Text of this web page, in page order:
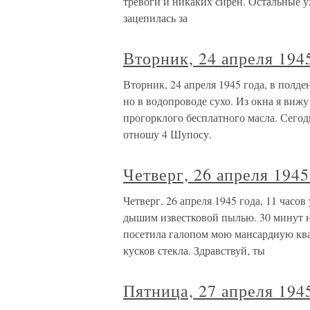
зацепилась за
Вторник, 24 апреля
Вторник, 24 апреля 1945 года, в
но в водопроводе сухо. Из окна я
прогорклого бесплатного масла.
отношу 4 Шупосу.
Четверг, 26 апреля
Четверг, 26 апреля 1945 года, 11
дышим известковой пылью. 30 минут
посетила галопом мою мансардную
кусков стекла. Здравствуй, ты
Пятница, 27 апреля